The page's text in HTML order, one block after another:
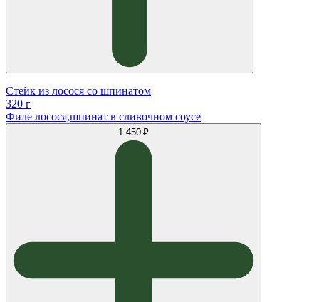
Стейк из лосося со шпинатом
320 г
Филе лосося,шпинат в сливочном соусе
1 450 ₽